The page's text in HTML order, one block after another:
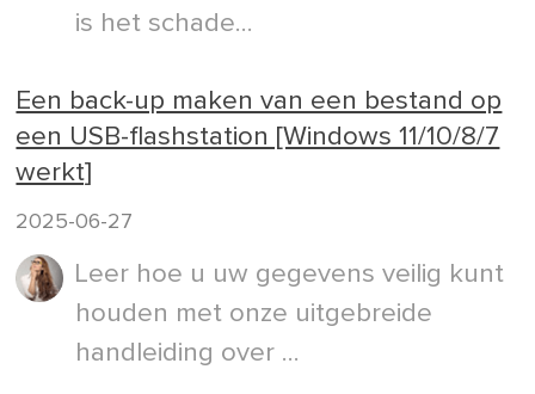
is het schade...
Een back-up maken van een bestand op
een USB-flashstation [Windows 11/10/8/7
werkt]
2025-06-27
Leer hoe u uw gegevens veilig kunt
houden met onze uitgebreide
handleiding over ...